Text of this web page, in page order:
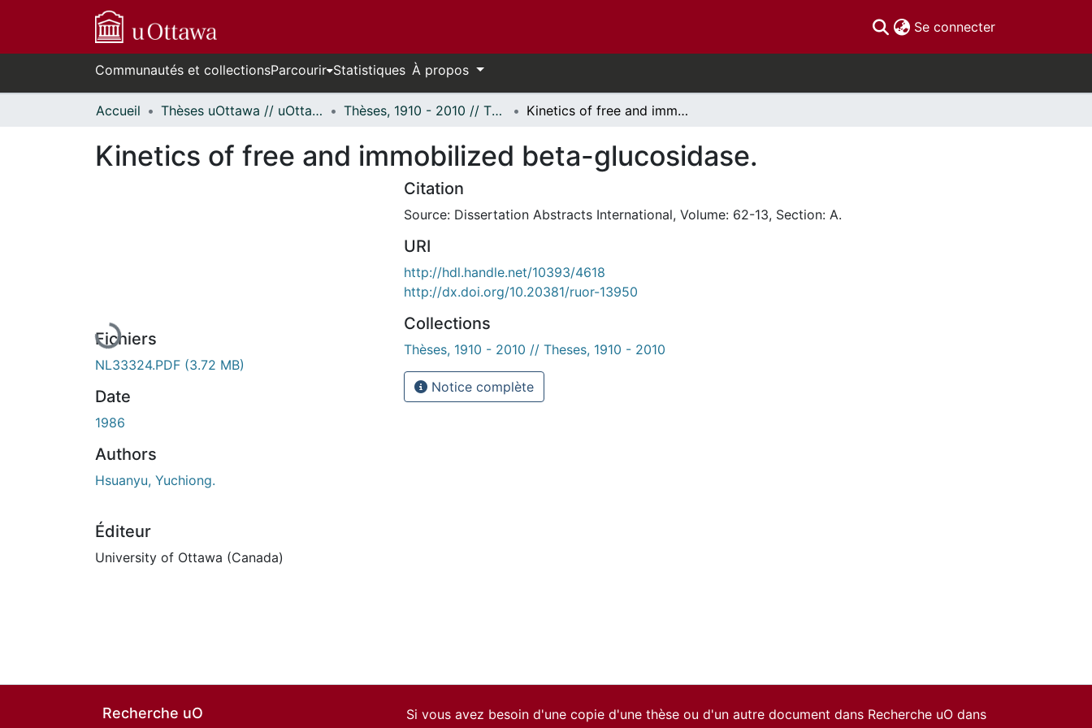
Se connecter(current)
Communautés et collectionsParcourir Statistiques À propos
Accueil Thèses uOttawa // uOttawa Theses Thèses, 1910 - 2010 // Theses, 1910 - 2010 Kinetics of free and immobilized beta-glucosidase.
Kinetics of free and immobilized beta-glucosidase.
En cours de chargement...
Fichiers
NL33324.PDF (3.72 MB)
Date
1986
Authors
Hsuanyu, Yuchiong.
Éditeur
University of Ottawa (Canada)
Citation
Source: Dissertation Abstracts International, Volume: 62-13, Section: A.
URI
http://hdl.handle.net/10393/4618
http://dx.doi.org/10.20381/ruor-13950
Collections
Thèses, 1910 - 2010 // Theses, 1910 - 2010
Notice complète
Recherche uO
Si vous avez besoin d'une copie d'une thèse ou d'un autre document dans Recherche uO dans